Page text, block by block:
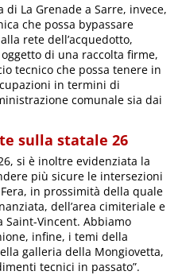
La Grenade a Sarre, invece,
che possa bypassare
rete dell’acquedotto,
di una raccolta firme,
tecnico che possa tenere in
in termini di
comunale sia dai
sulla statale 26
si è inoltre evidenziata la
più sicure le intersezioni
Fera, in prossimità della quale
dell’area cimiteriale e
Saint-Vincent. Abbiamo
infine, i temi della
galleria della Mongiovetta,
tecnici in passato”.